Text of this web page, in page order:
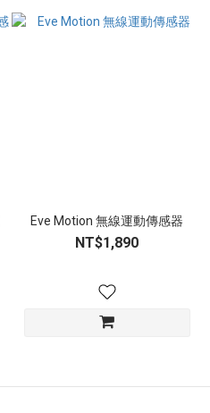
Eve Motion 無線運動傳感器
NT$1,890